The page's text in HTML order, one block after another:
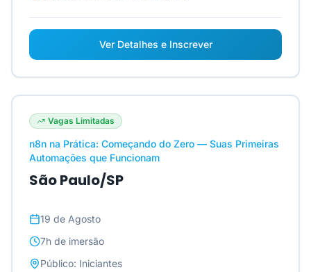
Ver Detalhes e Inscrever
Vagas Limitadas
n8n na Prática: Começando do Zero — Suas Primeiras
Automações que Funcionam
São Paulo/SP
19 de Agosto
7h de imersão
Público: Iniciantes